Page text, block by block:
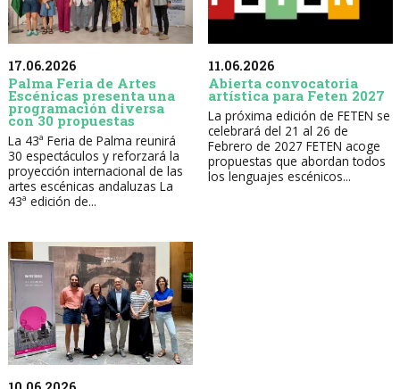
17.06.2026
Palma Feria de Artes
Escénicas presenta una
programación diversa
con 30 propuestas
La 43ª Feria de Palma reunirá
30 espectáculos y reforzará la
proyección internacional de las
artes escénicas andaluzas La
43ª edición de...
11.06.2026
Abierta convocatoria
artística para Feten 2027
La próxima edición de FETEN se
celebrará del 21 al 26 de
Febrero de 2027 FETEN acoge
propuestas que abordan todos
los lenguajes escénicos...